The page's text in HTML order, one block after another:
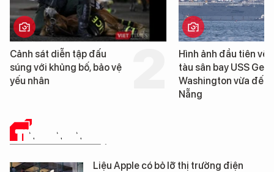
Hình ảnh đầu tiên về siêu
tàu sân bay USS George
Washington vừa đến Đà
Cận cảnh chiến
tống tàu sân bay
George
Đà Nẵng
TIN CÔNG NGHỆ
Liệu Apple có bỏ lỡ thị trường điện